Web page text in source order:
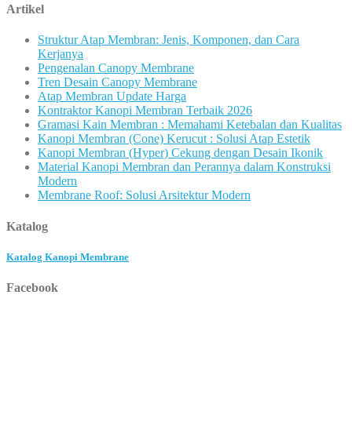
Artikel
Struktur Atap Membran: Jenis, Komponen, dan Cara
Kerjanya
Pengenalan Canopy Membrane
Tren Desain Canopy Membrane
Atap Membran Update Harga
Kontraktor Kanopi Membran Terbaik 2026
Gramasi Kain Membran : Memahami Ketebalan dan Kualitas
Kanopi Membran (Cone) Kerucut : Solusi Atap Estetik
Kanopi Membran (Hyper) Cekung dengan Desain Ikonik
Material Kanopi Membran dan Perannya dalam Konstruksi
Modern
Membrane Roof: Solusi Arsitektur Modern
Katalog
Katalog Kanopi Membrane
Facebook